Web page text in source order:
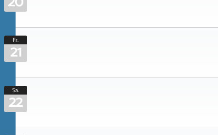
Fr.
21
Sa.
22